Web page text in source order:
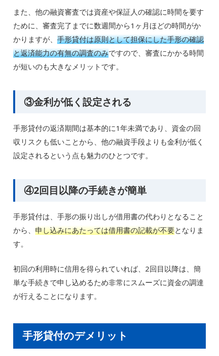
また、他の融資審査では資産や保証人の確認に時間を要す
ために、審査完了までに数週間から1ヶ月ほどの時間がか
かりますが、手形貸付は原則として担保にした手形の確認
と返済能力の有無の調査のみですので、審査にかかる時間
が短いのも大きなメリットです。
③金利が低く設定される
手形貸付の返済期間は基本的に1年未満であり、資金の回
収リスクも低いことから、他の融資手段よりも金利が低く
設定されるという点も魅力のひとつです。
④2回目以降の手続きが簡単
手形貸付は、手形の振り出しが借用書の代わりとなること
から、申し込みにあたっては借用書の記載が不要となりま
す。
初回の利用時に信用を得られていれば、2回目以降は、簡
単な手続きで申し込めるため非常にスムーズに資金の調達
が行えることになります。
手形貸付のデメリット